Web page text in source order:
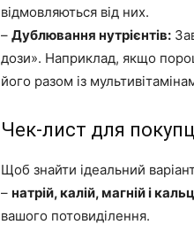
відмовляються від них.
– Дублювання нутрієнтів:
дози». Наприклад, якщо
його разом із
Чек-лист для
Щоб знайти ідеальний
– натрій, калій, магній і
вашого потовиділення.